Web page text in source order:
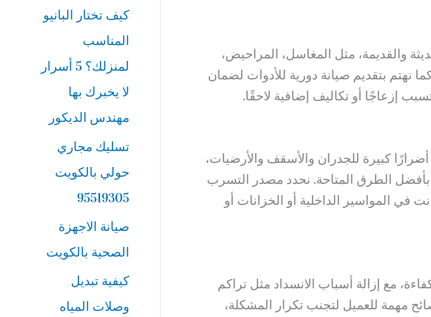
والقديمة، مثل المغاسل، المراحيض،
نهتم بتقديم صيانة دورية للأدوات لضمان
إزعاجًا أو تكاليف إضافية لاحقًا.
كبيرة للجدران والأسقف والأرضيات،
الطرق المتاحة. نحدد مصدر التسرب
في المواسير الداخلية أو الخزانات أو
مع إزالة أسباب الانسداد مثل تراكم
مهمة للعميل لتجنب تكرار المشكلة،
كيف تختار البانيو
المناسب
لمنزلك؟ 5 أسرار
لا يخبرك بها
مهندس الديكور
تسليك مجاري
حولي بالكويت
95519305
صيانة الاجهزة
الصحية بالكويت
كيفية تبديل
وصلات المياه